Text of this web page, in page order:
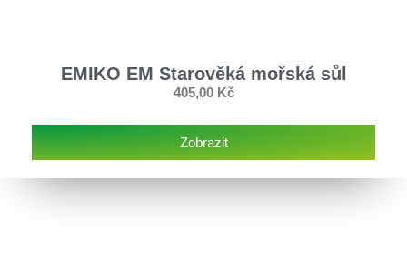
EMIKO EM Starověká mořská sůl
405,00 Kč
Zobrazit